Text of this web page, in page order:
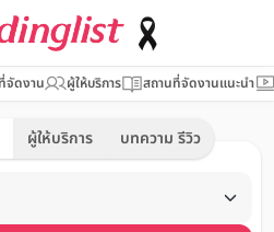
จัดงาน ผู้ให้บริการ สถานที่จัดงานแนะนำ
ผู้ให้บริการ บทความ รีวิว